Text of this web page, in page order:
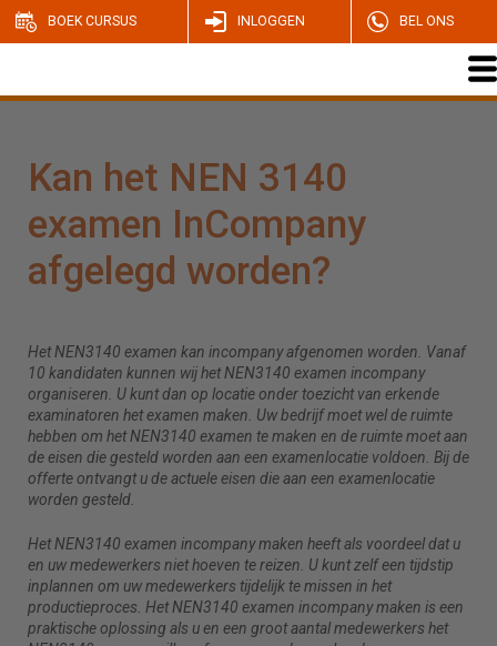
BOEK CURSUS INLOGGEN BEL ONS
Kan het NEN 3140
examen InCompany
afgelegd worden?
Het NEN3140 examen kan incompany afgenomen worden. Vanaf
10 kandidaten kunnen wij het NEN3140 examen incompany
organiseren. U kunt dan op locatie onder toezicht van erkende
examinatoren het examen maken. Uw bedrijf moet wel de ruimte
hebben om het NEN3140 examen te maken en de ruimte moet aan
de eisen die gesteld worden aan een examenlocatie voldoen. Bij de
offerte ontvangt u de actuele eisen die aan een examenlocatie
worden gesteld.
Het NEN3140 examen incompany maken heeft als voordeel dat u
en uw medewerkers niet hoeven te reizen. U kunt zelf een tijdstip
inplannen om uw medewerkers tijdelijk te missen in het
productieproces. Het NEN3140 examen incompany maken is een
praktische oplossing als u en een groot aantal medewerkers het